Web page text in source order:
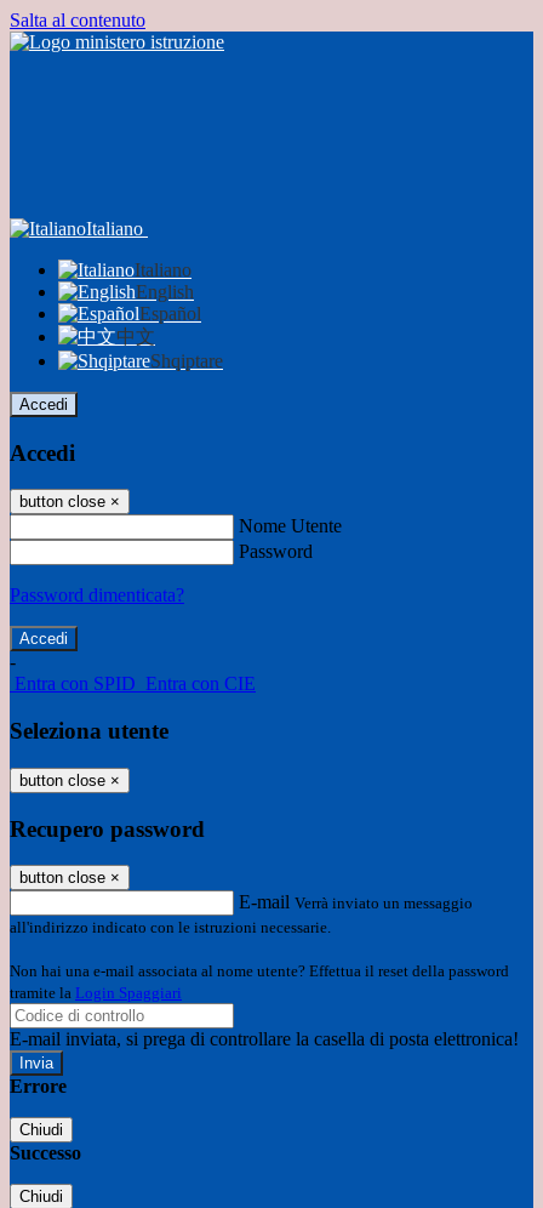
Salta al contenuto
Italiano
Italiano
English
Español
中文
Shqiptare
Accedi
Accedi
button close ×
Nome Utente
Password
Password dimenticata?
-
Entra con SPID Entra con CIE
Seleziona utente
button close ×
Recupero password
button close ×
E-mail Verrà inviato un messaggio
all'indirizzo indicato con le istruzioni necessarie.
Non hai una e-mail associata al nome utente? Effettua il reset della password
tramite la Login Spaggiari
E-mail inviata, si prega di controllare la casella di posta elettronica!
Errore
Chiudi
Successo
Chiudi